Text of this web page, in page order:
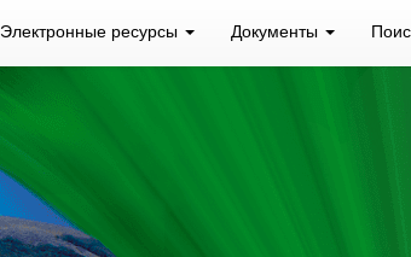
Электронные ресурсы Документы